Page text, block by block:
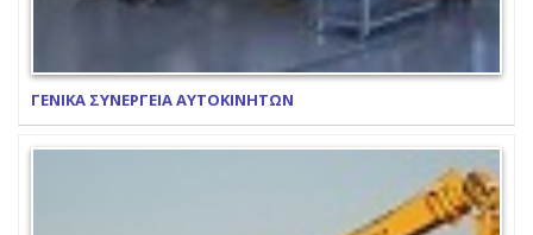
ΓΕΝΙΚΑ ΣΥΝΕΡΓΕΙΑ ΑΥΤΟΚΙΝΗΤΩΝ